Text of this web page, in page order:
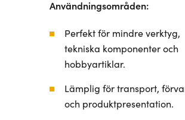
Användningsområden:
Perfekt för mindre verktyg,
tekniska komponenter och
hobbyartiklar.
Lämplig för transport,
och produktpresentation.